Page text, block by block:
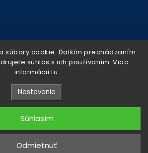
súbory cookie. Ďalším prechádzaním
súhlas s ich používaním. Viac
informácií tu.
Nastavenie
Odmietnuť
Súhlasím
. Všetky práva vyhradené.
vytvořil a nakódoval